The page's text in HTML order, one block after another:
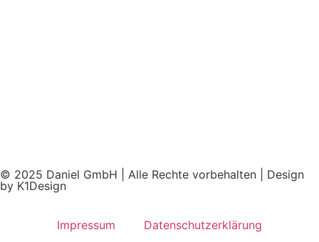
© 2025 Daniel GmbH | Alle Rechte vorbehalten | Design
by K1Design
Impressum Datenschutzerklärung